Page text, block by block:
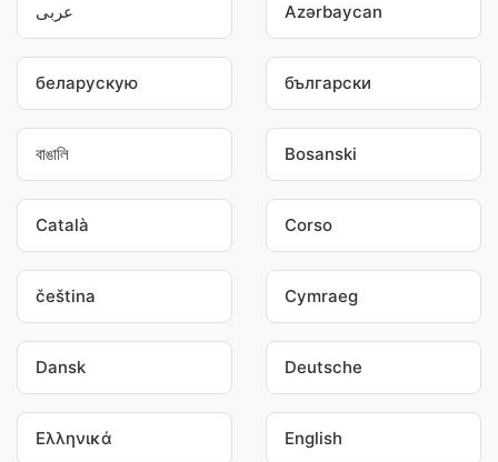
عربى Azərbaycan
беларускую български
বাঙালি Bosanski
Català Corso
čeština Cymraeg
Dansk Deutsche
Ελληνικά English